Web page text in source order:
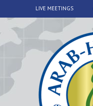
LIVE MEETINGS